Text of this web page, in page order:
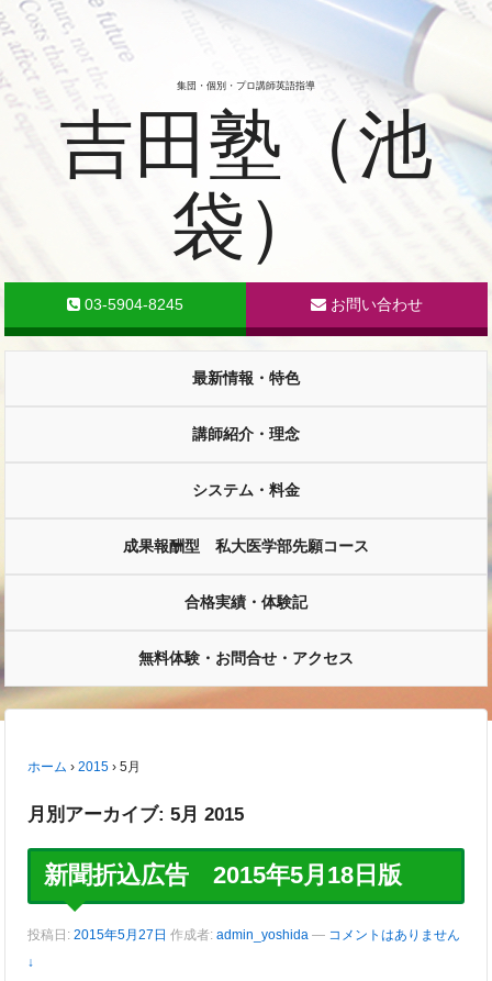
集団・個別・プロ講師英語指導
吉田塾（池
袋）
03-5904-8245 お問い合わせ
最新情報・特色
講師紹介・理念
システム・料金
成果報酬型 私大医学部先願コース
合格実績・体験記
無料体験・お問合せ・アクセス
ホーム › 2015 › 5月
月別アーカイブ: 5月 2015
新聞折込広告 2015年5月18日版
投稿日: 2015年5月27日 作成者: admin_yoshida — コメントはありません
↓